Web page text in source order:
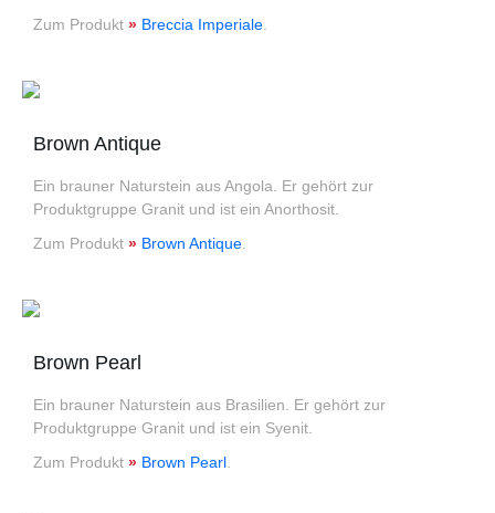
Zum Produkt » Breccia Imperiale
Brown Antique
Ein brauner Naturstein aus Angola. Er gehört zur
Produktgruppe Granit und ist ein Anorthosit.
Zum Produkt » Brown Antique
Brown Pearl
Ein brauner Naturstein aus Brasilien. Er gehört zur
Produktgruppe Granit und ist ein Syenit.
Zum Produkt » Brown Pearl